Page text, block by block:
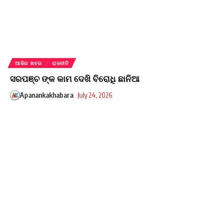
ଆଜିର ଖବର ରାଜନୀତି
ସରପଞ୍ଚ ଙ୍କ କାମ ଦେଖି ବିରୋଧି ଛାନିଆ
Apanankakhabara July 24, 2026